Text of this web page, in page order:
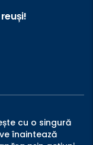
cu o singură
înaintează